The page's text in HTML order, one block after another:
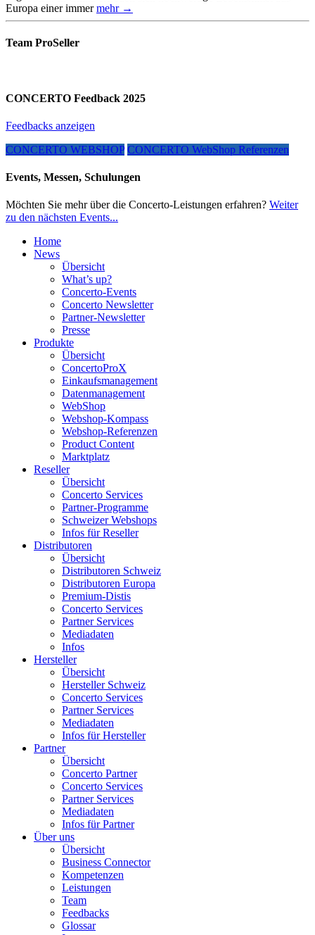
Europa einer immermehr →
Team ProSeller
CONCERTO Feedback 2025
Feedbacks anzeigen
CONCERTO WEBSHOP CONCERTO WebShop Referenzen
Events, Messen, Schulungen
Möchten Sie mehr über die Concerto-Leistungen erfahren? Weiter
zu den nächsten Events...
Home
News
Übersicht
What’s up?
Concerto-Events
Concerto Newsletter
Partner-Newsletter
Presse
Produkte
Übersicht
ConcertoProX
Einkaufsmanagement
Datenmanagement
WebShop
Webshop-Kompass
Webshop-Referenzen
Product Content
Marktplatz
Reseller
Übersicht
Concerto Services
Partner-Programme
Schweizer Webshops
Infos für Reseller
Distributoren
Übersicht
Distributoren Schweiz
Distributoren Europa
Premium-Distis
Concerto Services
Partner Services
Mediadaten
Infos
Hersteller
Übersicht
Hersteller Schweiz
Concerto Services
Partner Services
Mediadaten
Infos für Hersteller
Partner
Übersicht
Concerto Partner
Concerto Services
Partner Services
Mediadaten
Infos für Partner
Über uns
Übersicht
Business Connector
Kompetenzen
Leistungen
Team
Feedbacks
Glossar